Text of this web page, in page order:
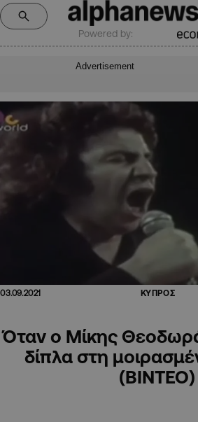
Powered by:
Advertisement
03.09.2021 ΚΥΠΡΟΣ
Όταν ο Μίκης
δίπλα στη
(ΒΙΝΤΕΟ)